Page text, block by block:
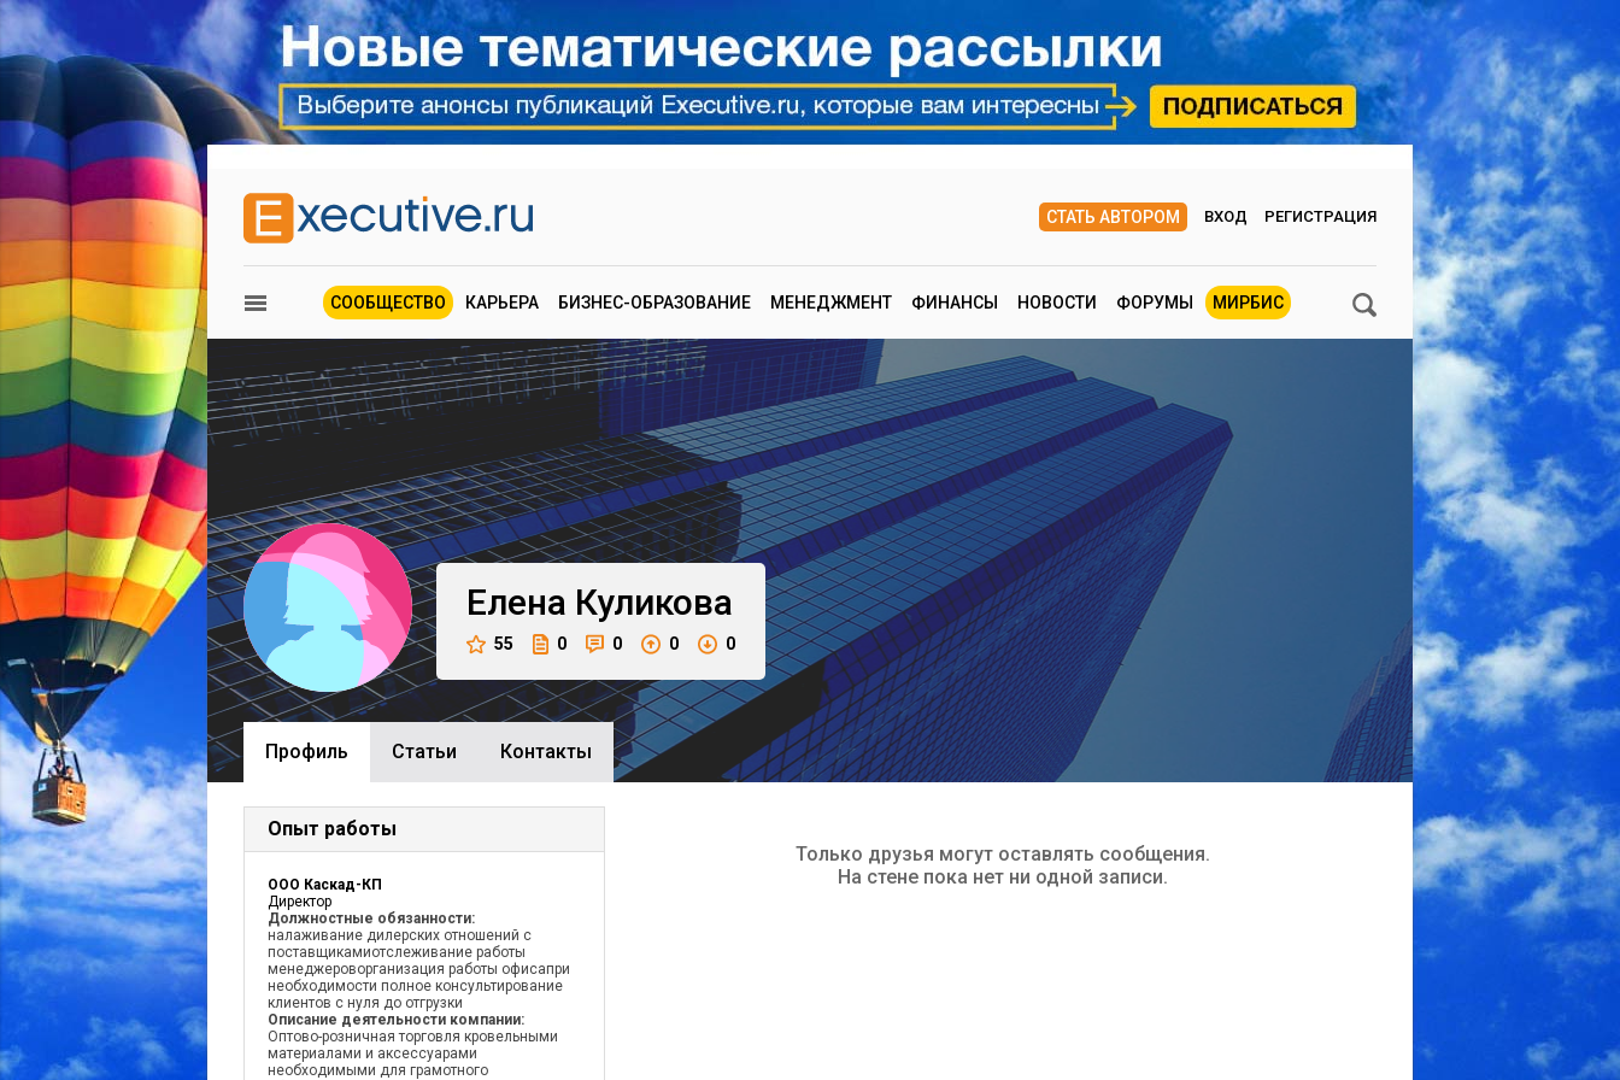
СТАТЬ АВТОРОМ ВХОД РЕГИСТРАЦИЯ
СООБЩЕСТВО КАРЬЕРА БИЗНЕС-ОБРАЗОВАНИЕ МЕНЕДЖМЕНТ ФИНАНСЫ НОВОСТИ ФОРУМЫ МИРБИС
Елена Куликова
55 0 0 0 0
Профиль Cтатьи Контакты
Опыт работы
ООО Каскад-КП
Директор
Должностные обязанности:
налаживание дилерских отношений с
поставщикамиотслеживание работы
менеджероворганизация работы офисапри
необходимости полное консультирование
клиентов с нуля до отгрузки
Описание деятельности компании:
Оптово-розничная торговля кровельными
материалами и аксессуарами
необходимыми для грамотного
Только друзья могут оставлять сообщения.
На стене пока нет ни одной записи.